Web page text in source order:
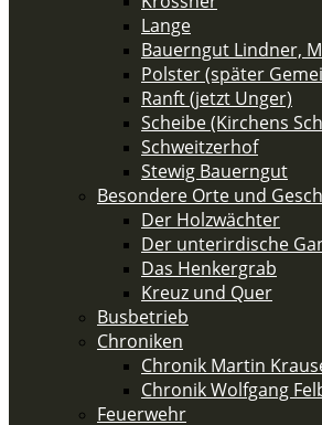
Lange
Bauerngut Lindner,
Polster (später
Ranft (jetzt Unger)
Scheibe (Kirchens
Schweitzerhof
Stewig Bauerngut
Besondere Orte und
Der Holzwächter
Der unterirdische
Das Henkergrab
Kreuz und Quer
Busbetrieb
Chroniken
Chronik Martin
Chronik Wolfgang
Feuerwehr